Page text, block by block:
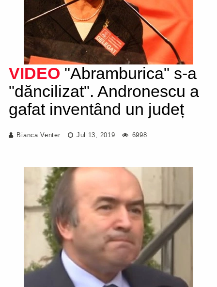
VIDEO "Abramburica" s-a
"dăncilizat". Andronescu a
gafat inventând un județ
Bianca Venter Jul 13, 2019 6998